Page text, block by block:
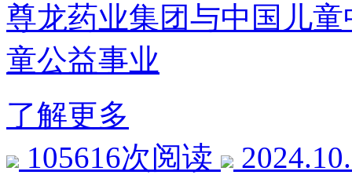
尊龙药业集团与中国儿
童公益事业
了解更多
105616次阅读